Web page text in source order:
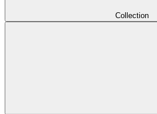
Collection